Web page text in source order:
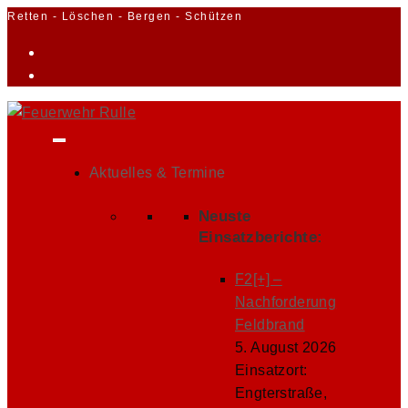
Zum
Retten - Löschen - Bergen - Schützen
Aktuelles & Termine
Neuste
Einsatzberichte:
F2[+] –
Nachforderung
Feldbrand
5. August 2026
Einsatzort:
Engterstraße,